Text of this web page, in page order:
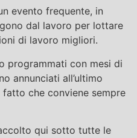
evento frequente, in
dal lavoro per lottare
di lavoro migliori.
programmati con mesi di
annunciati all’ultimo
che conviene sempre
qui sotto tutte le